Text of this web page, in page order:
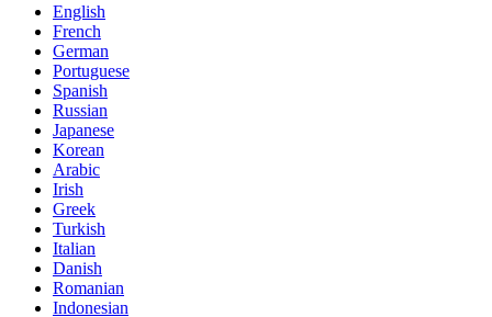
English
French
German
Portuguese
Spanish
Russian
Japanese
Korean
Arabic
Irish
Greek
Turkish
Italian
Danish
Romanian
Indonesian